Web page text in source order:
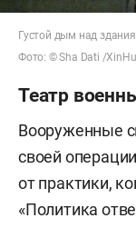
Густой дым над
Фото: © Sha Dati /
Театр
Вооруженные
своей
от практики,
«Политика